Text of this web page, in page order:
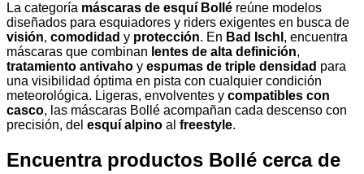
La categoría máscaras de esquí Bollé reúne modelos
diseñados para esquiadores y riders exigentes en busca de
visión, comodidad y protección. En Bad Ischl , encuentra
máscaras que combinan lentes de alta definición,
tratamiento antivaho y espumas de triple densidad para
una visibilidad óptima en pista con cualquier condición
meteorológica. Ligeras, envolventes y compatibles con
casco, las máscaras Bollé acompañan cada descenso con
precisión, del esquí alpino al freestyle.
Encuentra productos Bollé cerca de